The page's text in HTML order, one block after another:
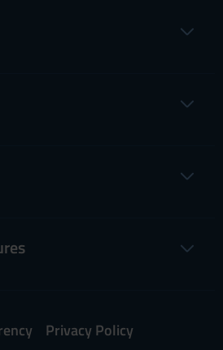
Privacy Policy